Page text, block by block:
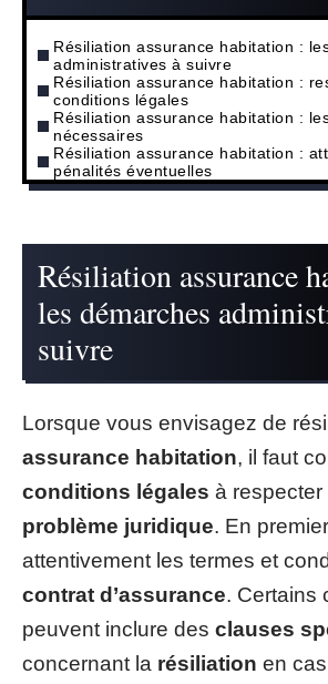
Résiliation assurance habitation :
administratives à suivre
Résiliation assurance habitation :
conditions légales
Résiliation assurance habitation :
nécessaires
Résiliation assurance habitation :
pénalités éventuelles
Résiliation assurance
les démarches
suivre
Lorsque vous envisagez de
assurance habitation, il faut
conditions légales à respecter
problème juridique. En
attentivement les termes et
contrat d’assurance. Certains
peuvent inclure des clauses
concernant la résiliation en